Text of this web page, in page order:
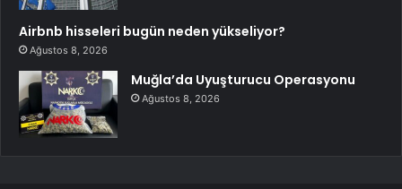
Airbnb hisseleri bugün neden yükseliyor?
Ağustos 8, 2026
Muğla’da Uyuşturucu Operasyonu
Ağustos 8, 2026